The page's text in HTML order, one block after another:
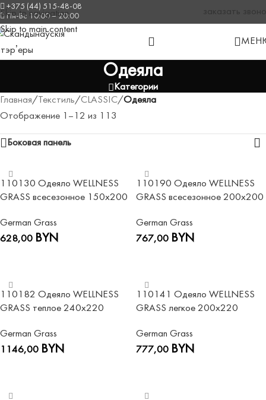
Skip to navigation
Skip to main content
+375 (44) 515-48-08
Пн-Вс 10:00 – 20:00
заказать
Одеяла
Категории
Главная/ Текстиль/CLASSIC/Одеяла
Отображение 1–12 из 113
Боковая панель
110130 Одеяло WELLNESS
GRASS всесезонное 150х200
German Grass
628,00 BYN
110190 Одеяло WELLNESS
GRASS всесезонное 200х200
German Grass
767,00 BYN
110182 Одеяло WELLNESS
GRASS теплое 240х220
German Grass
1146,00 BYN
110141 Одеяло WELLNESS
GRASS легкое 200х220
German Grass
777,00 BYN